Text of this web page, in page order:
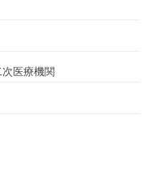
医療機関